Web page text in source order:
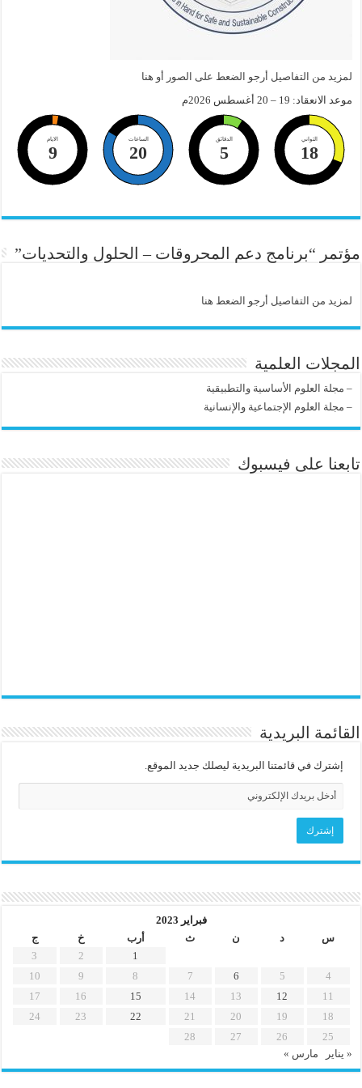
لمزيد من التفاصيل أرجو الضعط على الصور أو هنا
موعد الانعقاد: 19 – 20 أغسطس 2026م
الايام
9
الساعات
20
الدقائق
5
الثواني
18
مؤتمر “برنامج دعم المحروقات – الحلول والتحديات”
لمزيد من التفاصيل أرجو الضعط هنا
المجلات العلمية
– مجلة العلوم الأساسية والتطبيقية
– مجلة العلوم الإجتماعية والإنسانية
تابعنا على فيسبوك
القائمة البريدية
إشترك في قائمتنا البريدية ليصلك جديد الموقع.
فبراير 2023
س
د ن ث أرب خ
ج
1
2
3
4
5
6
7
8
9
10
11
12
13
14
15
16
17
18
19
20
21
22
23
24
25
26
27
28
« يناير
مارس »